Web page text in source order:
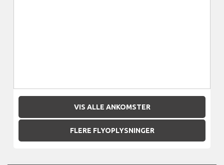
VIS ALLE ANKOMSTER
FLERE FLYOPLYSNINGER